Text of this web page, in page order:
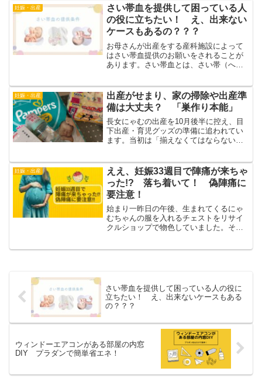
ブラジルやコロンビアとの違いについて
も比較しながら紹介します...
妊娠・出産
さい帯血を提供して困っている人
の役に立ちたい！ え、出来ない
ケースもあるの？？？
お母さんが出産をする産科施設によって
はさい帯血提供のお願いをされることが
あります。さい帯血とは、さい帯（へそ
病など血液の病気の治療に用いられ、日
本赤十字社が運営するさい...
妊娠・出産
出産がせまり、家の掃除や出産準
備は大丈夫？ 「巣作り本能」
長女にゃむの出産を10月後半に控え、目
下出産・育児グッズの準備に追われてい
ます。当初は「揃えなくてはならないも
いたのですが、実際はそんなに甘くなか
ったです。ベッドやチャ...
妊娠・出産
ええ、妊娠33週目で陣痛が来ちゃ
った!? 落ち着いて！ 偽陣痛に
要注意！
始まり一昨日の午後、生まれてくるにゃ
むちゃんの服を入れるチェストをリサイ
クルショップで物色していました。そう
さい帯血を提供して困っている人の役に
立ちたい！ え、出来ないケースもある
の？？？
ウィンドーエアコンがある部屋の内窓
DIY プラダンで簡単省エネ！